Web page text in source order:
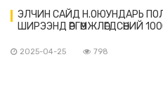
ЭЛЧИН САЙД Н.ОЮУНДАРЬ
ШИРЭЭНД ӨРГӨМЖЛӨГДСӨНИЙ
2025-04-25 798